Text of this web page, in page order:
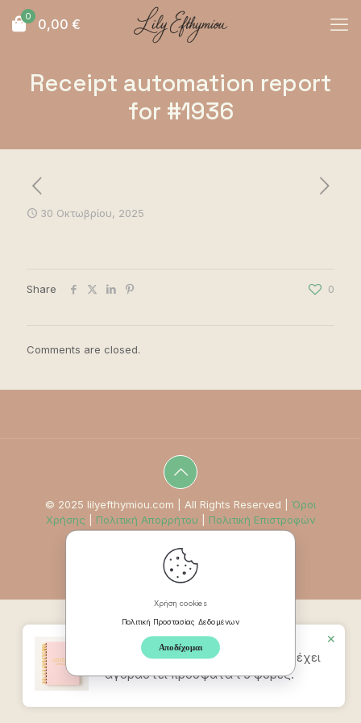
0 0,00 €
Receipt automation report
for #1936
30 Οκτωβρίου, 2025
Share 0
Comments are closed.
© 2025 lilyefthymiou.com | All Rights Reserved | Όροι
Χρήσης
Πολιτική Απορρήτου Πολιτική Επιστροφών
Χρήση cookies
Πολιτική Προστασίας Δεδομένων
Αποδέχομαι
ΠροϊονMindpad Wellness Journal
έχει
αγοραστεί πρόσφατα t 5 φορές.
✕